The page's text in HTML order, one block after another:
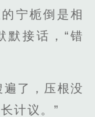
宁栀倒是相
默接话，“错
遍了，压根没
计议。”